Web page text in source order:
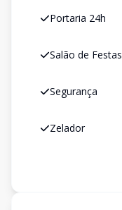
Portaria 24h
Salão de Festas
Segurança
Zelador